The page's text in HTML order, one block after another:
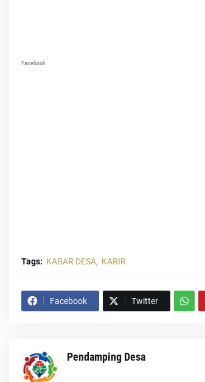
Facebook
Tags: KABAR DESA KARIR
Facebook Twitter
Pendamping Desa